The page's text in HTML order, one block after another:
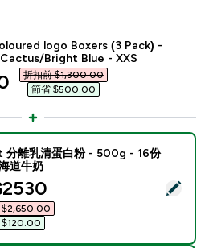
logo Boxers (3 Pack) -
Bright Blue - XXS
price
折扣前 $1,300.00‎
節省 $500.00‎
分離乳清蛋白粉 - 500g - 16份装
分離乳清蛋白粉 - 500g - 16份
道牛奶
price
$2,650.00‎
$120.00‎